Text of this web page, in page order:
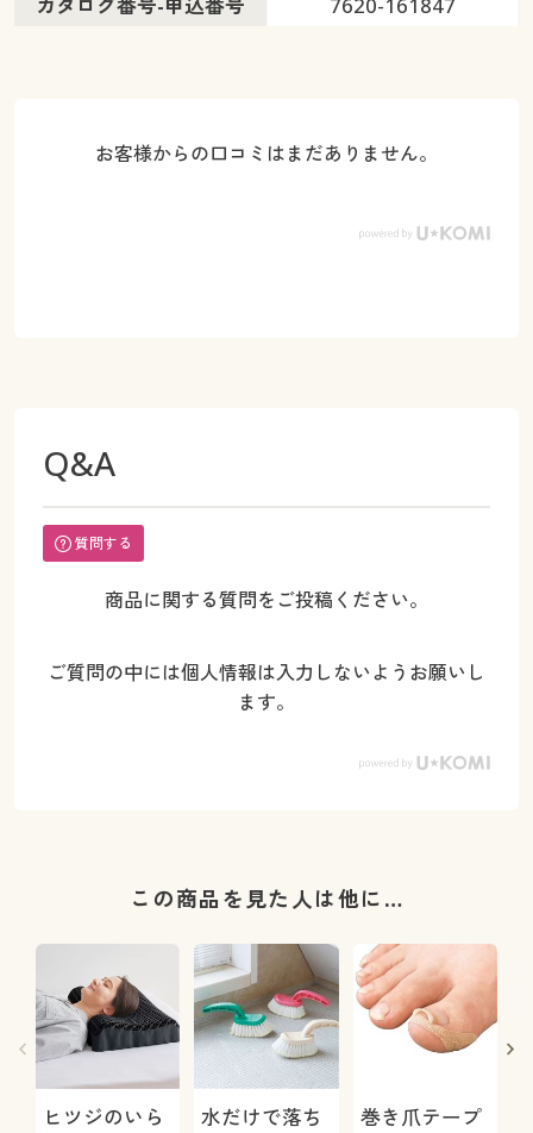
カタログ番号-申込番号 7620-161847
お客様からの口コミはまだありません。
Q&A
質問する
商品に関する質問をご投稿ください。
ご質問の中には個人情報は入力しないようお願いし
ます。
この商品を見た人は他に…
ヒツジのいら
水だけで落ち
巻き爪テープ